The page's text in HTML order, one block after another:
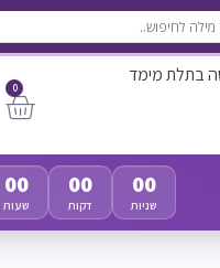
בתלת מימד
0
00
שעות
00
דקות
00
שניות